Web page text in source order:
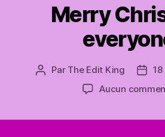
Merry
Auteur
Par The Edit King
Date
Aucun